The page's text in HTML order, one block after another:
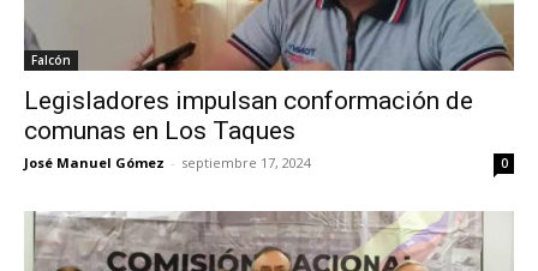
Falcón
Legisladores impulsan conformación de
comunas en Los Taques
José Manuel Gómez - septiembre 17, 2024 0